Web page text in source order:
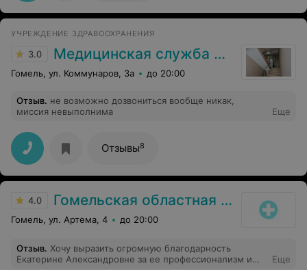
УЧРЕЖДЕНИЕ ЗДРАВООХРАНЕНИЯ
3.0 Медицинская служба ДФиТ МВД по Гомельской области
Гомель, ул. Коммунаров, 3а до 20:00
Отзыв. не возможно дозвониться вообще никак,
миссия невыполнима
Еще
Отзывы8
4.0 Гомельская областная клиническая поликлиника
Гомель, ул. Артема, 4 до 20:00
Отзыв. Хочу выразить огромную благодарность
Екатерине Александровне за ее профессионализм и
Еще